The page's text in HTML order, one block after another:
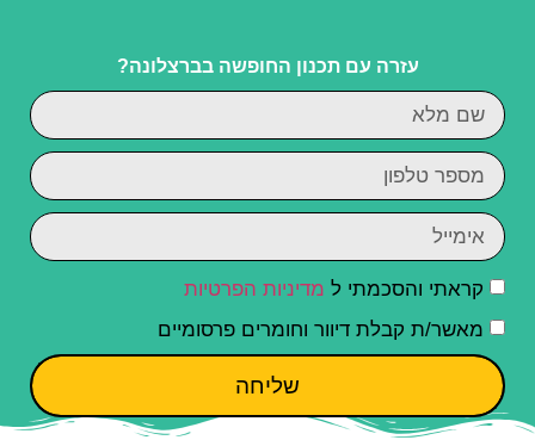
עזרה עם תכנון החופשה בברצלונה?
קראתי והסכמתי ל מדיניות הפרטיות
מאשר/ת קבלת דיוור וחומרים פרסומיים
שליחה